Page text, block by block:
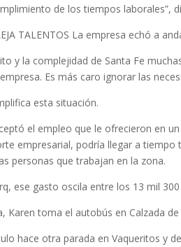
de los tiempos laborales”,
TALENTOS La empresa echó a
y la complejidad de Santa Fe
Es más caro ignorar las
esta situación.
el empleo que le ofrecieron en
empresarial, podría llegar a
personas que trabajan en la zona.
ese gasto oscila entre los 13 mil
Karen toma el autobús en Calzada
hace otra parada en Vaqueritos y